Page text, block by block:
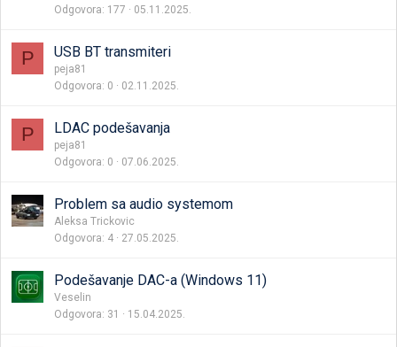
Odgovora 177 05.11.2025.
P USB BT transmiteri
peja81
Odgovora 0 02.11.2025.
P LDAC podešavanja
peja81
Odgovora 0 07.06.2025.
Problem sa audio systemom
Aleksa Trickovic
Odgovora 4 27.05.2025.
Podešavanje DAC-a (Windows 11)
Veselin
Odgovora 31 15.04.2025.